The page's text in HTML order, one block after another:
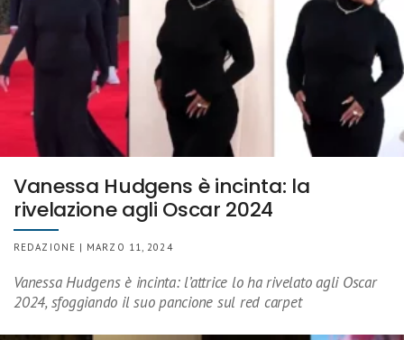
Vanessa Hudgens è incinta: la
rivelazione agli Oscar 2024
REDAZIONE | MARZO 11, 2024
Vanessa Hudgens è incinta: l’attrice lo ha rivelato agli Oscar
2024, sfoggiando il suo pancione sul red carpet